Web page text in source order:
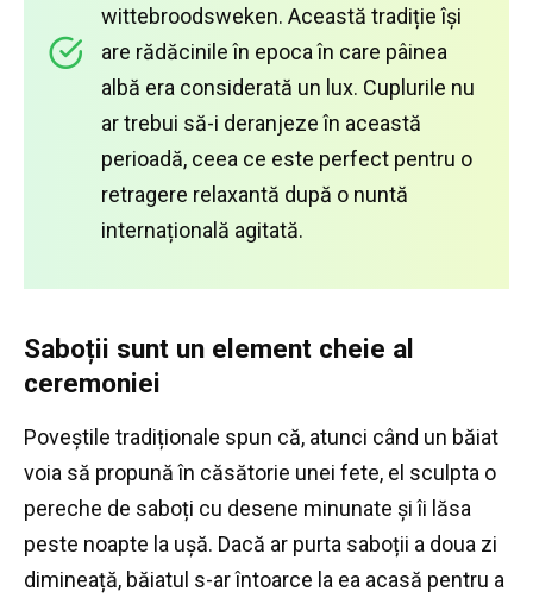
wittebroodsweken. Această tradiție își
are rădăcinile în epoca în care pâinea
albă era considerată un lux. Cuplurile nu
ar trebui să-i deranjeze în această
perioadă, ceea ce este perfect pentru o
retragere relaxantă după o nuntă
internațională agitată.
Saboții sunt un element cheie al
ceremoniei
Poveștile tradiționale spun că, atunci când un băiat
voia să propună în căsătorie unei fete, el sculpta o
pereche de saboți cu desene minunate și îi lăsa
peste noapte la ușă. Dacă ar purta saboții a doua zi
dimineață, băiatul s-ar întoarce la ea acasă pentru a